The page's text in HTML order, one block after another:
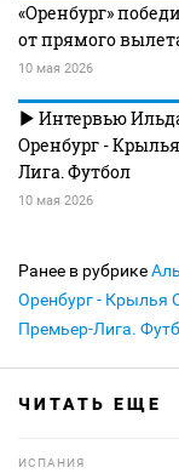
«Оренбург»
от прямого
10 мая 2026
Интервью
Оренбург -
Лига. Футбол
10 мая 2026
Ранее в рубрике
Оренбург - Крылья
Премьер-Лига.
ЧИТАТЬ ЕЩЕ
ИСПАНИЯ